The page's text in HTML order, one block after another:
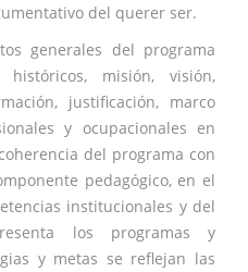
del querer ser.
generales del programa
misión, visión,
justificación, marco
y ocupacionales en
del programa con
pedagógico, en el
institucionales y del
los programas y
y metas se reflejan las